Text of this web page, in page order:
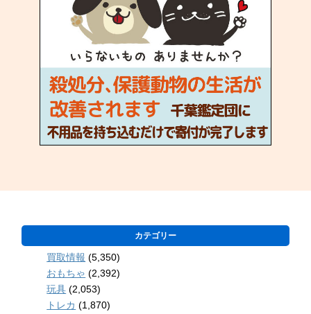
カテゴリー
買取情報 (5,350)
おもちゃ (2,392)
玩具 (2,053)
トレカ (1,870)